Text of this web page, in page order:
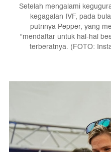
Setelah mengalami
kegagalan IVF, pada
putrinya Pepper, yang
"mendaftar untuk hal-hal
terberatnya. (FOTO: